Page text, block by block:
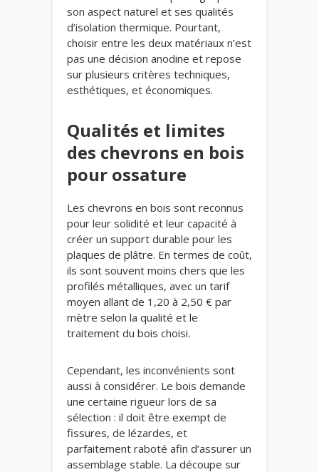
son aspect naturel et ses qualités
d’isolation thermique. Pourtant,
choisir entre les deux matériaux n’est
pas une décision anodine et repose
sur plusieurs critères techniques,
esthétiques, et économiques.
Qualités et limites
des chevrons en bois
pour ossature
Les chevrons en bois sont reconnus
pour leur solidité et leur capacité à
créer un support durable pour les
plaques de plâtre. En termes de coût,
ils sont souvent moins chers que les
profilés métalliques, avec un tarif
moyen allant de 1,20 à 2,50 € par
mètre selon la qualité et le
traitement du bois choisi.
Cependant, les inconvénients sont
aussi à considérer. Le bois demande
une certaine rigueur lors de sa
sélection : il doit être exempt de
fissures, de lézardes, et
parfaitement raboté afin d’assurer un
assemblage stable. La découpe sur